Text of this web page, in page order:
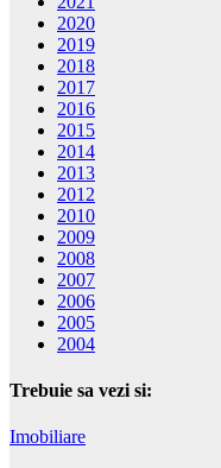
2020
2019
2018
2017
2016
2015
2014
2013
2012
2010
2009
2008
2007
2006
2005
2004
Trebuie sa vezi si:
Imobiliare